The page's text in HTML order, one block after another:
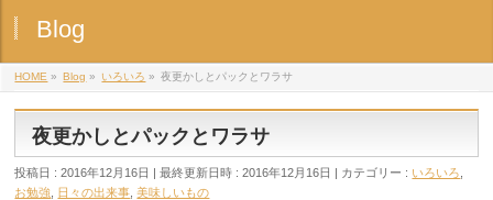
Blog
HOME » Blog » いろいろ » 夜更かしとパックとワラサ
夜更かしとパックとワラサ
投稿日 : 2016年12月16日 最終更新日時 : 2016年12月16日 カテゴリー : いろいろ
お勉強 日々の出来事 ,美味しいもの